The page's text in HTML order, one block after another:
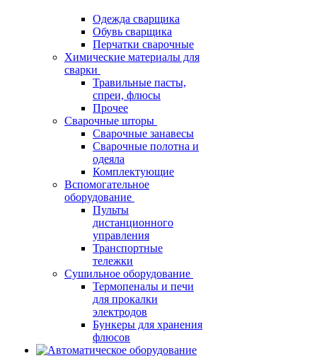
Одежда сварщика
Обувь сварщика
Перчатки сварочные
Химические материалы для
сварки
Травильные пасты,
спреи, флюсы
Прочее
Сварочные шторы
Сварочные занавесы
Сварочные полотна и
одеяла
Комплектующие
Вспомогательное
оборудование
Пульты
дистанционного
управления
Транспортные
тележки
Сушильное оборудование
Термопеналы и печи
для прокалки
электродов
Бункеры для хранения
флюсов